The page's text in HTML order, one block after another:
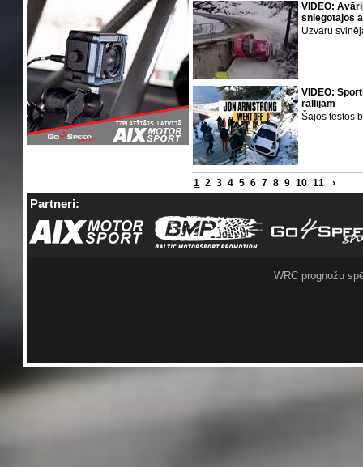
VIDEO:
sniegotajos
Uzvaru
VIDEO:
rallijam
Šajos testos
1 2 3 4 5 6 7 8 9 10 11 ›
Partneri:
WRC prognožu